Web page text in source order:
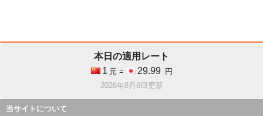
本日の適用レート
1 元 = 29.99
円
2026年8月8日更新
当サイトについて